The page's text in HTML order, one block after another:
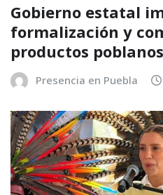
Gobierno estatal
formalización y
productos poblanos
Presencia en Puebla